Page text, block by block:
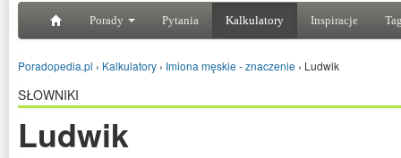
Porady Pytania Kalkulatory Inspiracje
Poradopedia.pl › Kalkulatory › Imiona męskie - znaczenie › Ludwik
SŁOWNIKI
Ludwik